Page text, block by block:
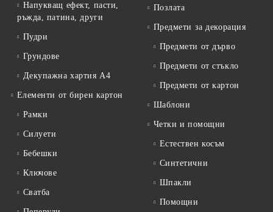
Напукващ ефект, пасти,
ръжда, патина, други
Пудри
Грундове
Декупажна хартия А4
Елементи от бирен картон
Рамки
Силуети
Бебешки
Ключове
Сватба
Позлата
Предмети за декорация
Предмети от дърво
Предмети от стъкло
Предмети от картон
Шаблони
Четки и помощни
Естествен косъм
Синтетични
Шпакли
Помощни